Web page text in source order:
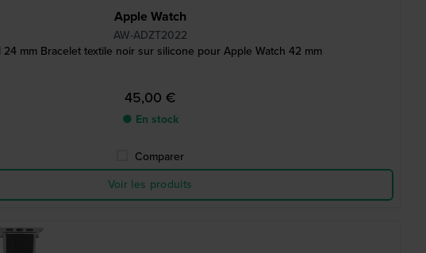
Apple Watch
AW-ADZT2022
24 mm Bracelet textile noir sur silicone pour Apple Watch 42 mm
45,00 €
● En stock
Comparer
Voir les produits